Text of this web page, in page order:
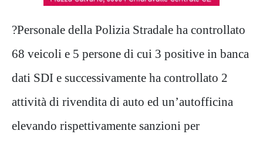
?Personale della Polizia Stradale ha controllato
68 veicoli e 5 persone di cui 3 positive in banca
dati SDI e successivamente ha controllato 2
attività di rivendita di auto ed un’autofficina
elevando rispettivamente sanzioni per